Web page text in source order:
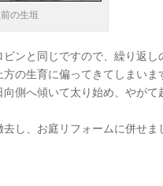
の生垣
ンと同じですので、繰り返
の生育に偏ってきてしまいま
側へ傾いて太り始め、やが
し、お庭リフォームに併せ